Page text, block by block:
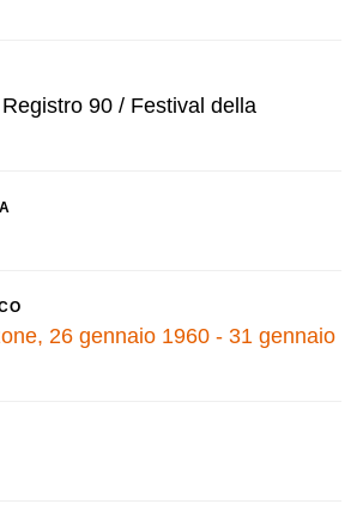
90 / Festival della
26 gennaio 1960 - 31 gennaio